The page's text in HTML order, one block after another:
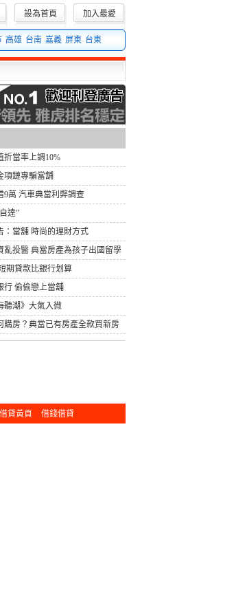
設為首頁 加入最愛
高雄 台南 嘉義 屏東 台東
折當率上調10%
項鏈專騙當舖
9萬 汽車典當利弊調查
達”
：當舖 時尚的理財方式
亂投醫 典當房產為孩子出國留學
期貸款比銀行划算
行 偷偷戀上當舖
聽潮》大氣入微
購房？典當已有房產全款買新房
借貸黃頁 借錢借貸